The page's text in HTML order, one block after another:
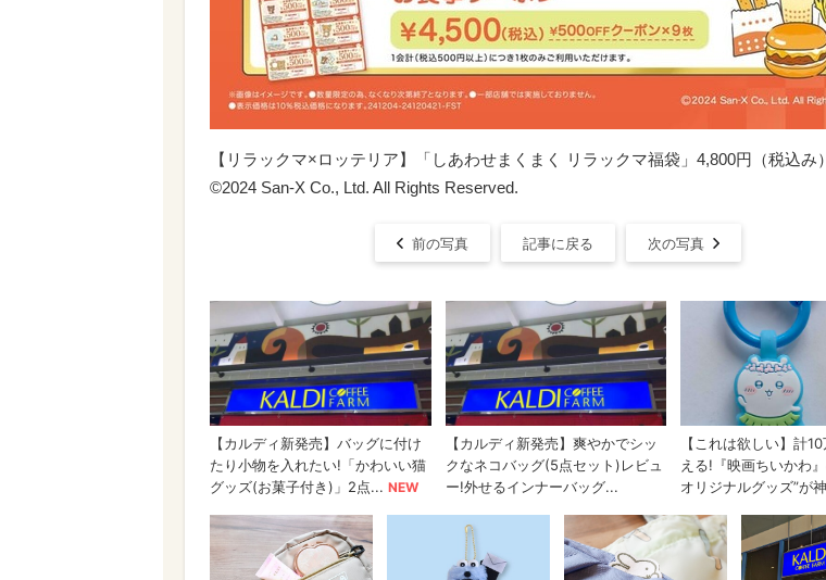
【リラックマ×ロッテリア】「しあわせまくまく リラックマ福袋」4,800円（税込み）
©2024 San-X Co., Ltd. All Rights Reserved.
前の写真 記事に戻る 次の写真